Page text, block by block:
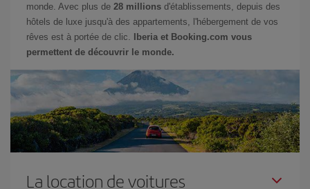
monde. Avec plus de 28 millions d'établissements, depuis des
hôtels de luxe jusqu'à des appartements, l'hébergement de vos
rêves est à portée de clic.
Iberia et Booking.com vous
permettent de découvrir le monde.
La location de voitures